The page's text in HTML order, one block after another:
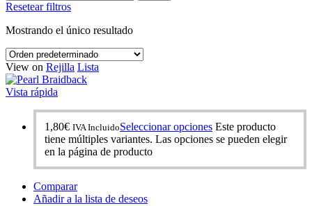
Resetear filtros
Mostrando el único resultado
View on Rejilla Lista
Vista rápida
1,80€ IVA IncluidoSeleccionar opciones Este producto
tiene múltiples variantes. Las opciones se pueden elegir
en la página de producto
Comparar
Añadir a la lista de deseos